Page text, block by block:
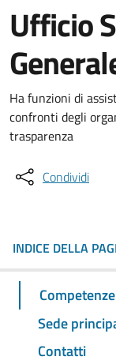
Ufficio
Ha funzioni di
confronti degli
trasparenza
Condividi
INDICE DELLA
Competenze
Sede
Contatti